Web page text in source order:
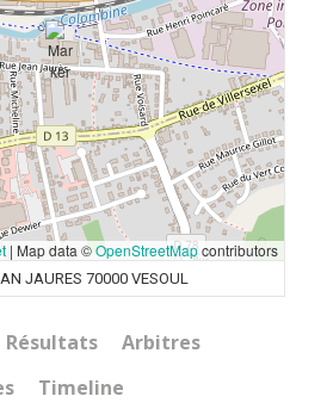
| Map data ©OpenStreetMapcontributors
JAURES 70000 VESOUL
Résultats
Arbitres
Timeline